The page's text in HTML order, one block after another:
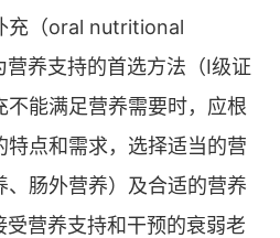
充（oral nutritional
养支持的首选方法（Ⅰ级证
不能满足营养需要时，应根
特点和需求，选择适当的营
、肠外营养）及合适的营养
营养支持和干预的衰弱老